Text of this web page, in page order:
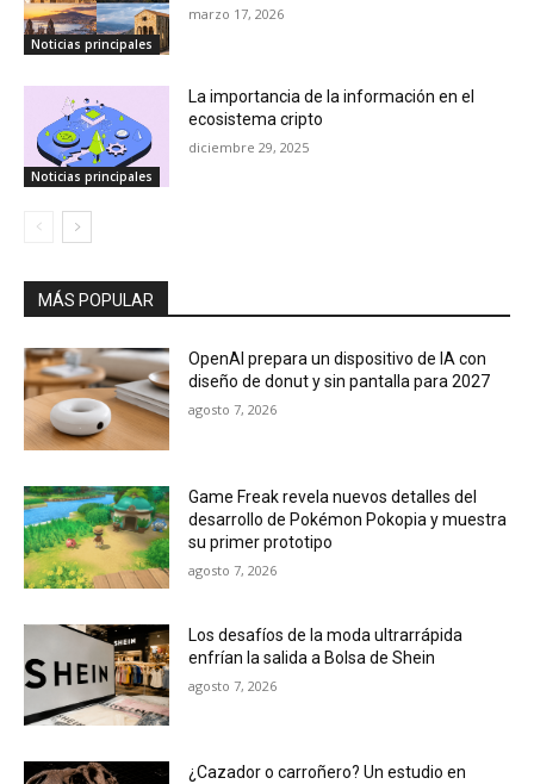
Noticias principales
marzo 17, 2026
Noticias principales
La importancia de la información en el
ecosistema cripto
diciembre 29, 2025
MÁS POPULAR
OpenAI prepara un dispositivo de IA con
diseño de donut y sin pantalla para 2027
agosto 7, 2026
Game Freak revela nuevos detalles del
desarrollo de Pokémon Pokopia y muestra
su primer prototipo
agosto 7, 2026
Los desafíos de la moda ultrarrápida
enfrían la salida a Bolsa de Shein
agosto 7, 2026
¿Cazador o carroñero? Un estudio en